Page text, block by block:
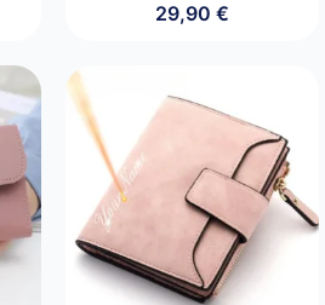
29,90 €